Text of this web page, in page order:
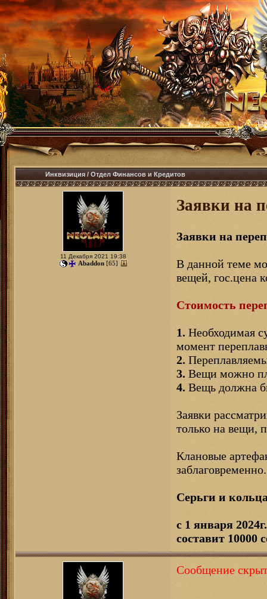
Инквизиция/Отдел Финансов и Кредитов
11 Декабря 2021 19:38
Abaddon [65]
Заявки на
Заявки на
В данной теме
вещей, гос.цена
Стоимость
1. Необходимая
момент
2.
3. Вещи можно
4. Вещь должна
Заявки
только на вещи,
Клановые
заблаговременно.
Серьги и
с 1 января
составит 10000
Сообщение